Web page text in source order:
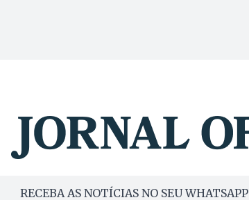
RECEBA AS NOTÍCIAS NO SEU WHATSAPP